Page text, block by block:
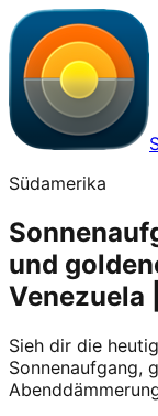
Südamerika
und
Venezuela
Sieh dir die
Sonnenaufgang,